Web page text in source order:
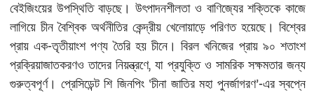
বেইজিংয়ের উপস্থিতি বাড়ছে। উৎপাদনশীলতা ও বাণিজ্যের শক্তিকে কাজে
লাগিয়ে চীন বৈশ্বিক অর্থনীতির কেন্দ্রীয় খেলোয়াড়ে পরিণত হয়েছে। বিশ্বের
প্রায় এক-তৃতীয়াংশ পণ্য তৈরি হয় চীনে। বিরল খনিজের প্রায় ৯০ শতাংশ
প্রক্রিয়াজাতকরণও তাদের নিয়ন্ত্রণে,যা প্রযুক্তি ও সামরিক সক্ষমতার জন্য
গুরুত্বপূর্ণ। প্রেসিডেন্ট শি জিনপিং‘চীনা জাতির মহা পুনর্জাগরণ’-এর স্বপ্নে